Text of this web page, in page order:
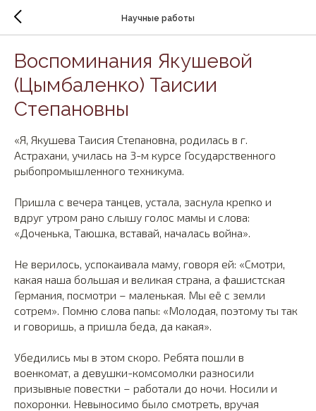
Научные работы
Воспоминания Якушевой
(Цымбаленко) Таисии
Степановны
«Я, Якушева Таисия Степановна, родилась в г.
Астрахани, училась на 3-м курсе Государственного
рыбопромышленного техникума.
Пришла с вечера танцев, устала, заснула крепко и
вдруг утром рано слышу голос мамы и слова:
«Доченька, Таюшка, вставай, началась война».
Не верилось, успокаивала маму, говоря ей: «Смотри,
какая наша большая и великая страна, а фашистская
Германия, посмотри – маленькая. Мы её с земли
сотрем». Помню слова папы: «Молодая, поэтому ты так
и говоришь, а пришла беда, да какая».
Убедились мы в этом скоро. Ребята пошли в
военкомат, а девушки-комсомолки разносили
призывные повестки – работали до ночи. Носили и
похоронки. Невыносимо было смотреть, вручая